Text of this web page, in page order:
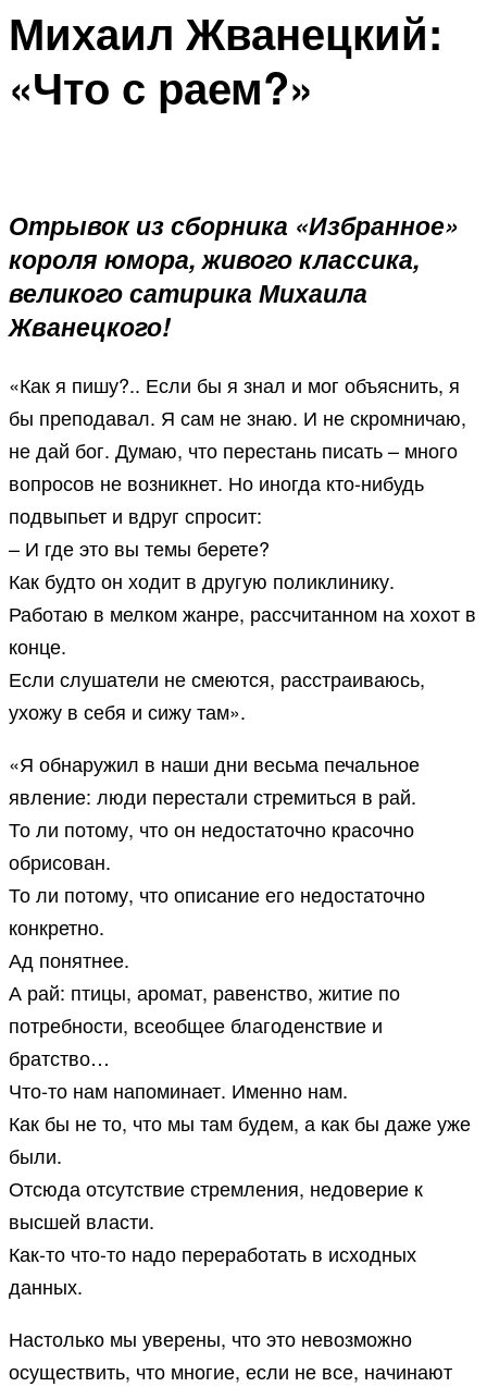
Михаил Жванецкий:
«Что с раем?»
Отрывок из сборника «Избранное»
короля юмора, живого классика,
великого сатирика Михаила
Жванецкого!
«Как я пишу?.. Если бы я знал и мог объяснить, я
бы преподавал. Я сам не знаю. И не скромничаю,
не дай бог. Думаю, что перестань писать – много
вопросов не возникнет. Но иногда кто-нибудь
подвыпьет и вдруг спросит:
– И где это вы темы берете?
Как будто он ходит в другую поликлинику.
Работаю в мелком жанре, рассчитанном на хохот в
конце.
Если слушатели не смеются, расстраиваюсь,
ухожу в себя и сижу там».
«Я обнаружил в наши дни весьма печальное
явление: люди перестали стремиться в рай.
То ли потому, что он недостаточно красочно
обрисован.
То ли потому, что описание его недостаточно
конкретно.
Ад понятнее.
А рай: птицы, аромат, равенство, житие по
потребности, всеобщее благоденствие и
братство…
Что-то нам напоминает. Именно нам.
Как бы не то, что мы там будем, а как бы даже уже
были.
Отсюда отсутствие стремления, недоверие к
высшей власти.
Как-то что-то надо переработать в исходных
данных.
Настолько мы уверены, что это невозможно
осуществить, что многие, если не все, начинают